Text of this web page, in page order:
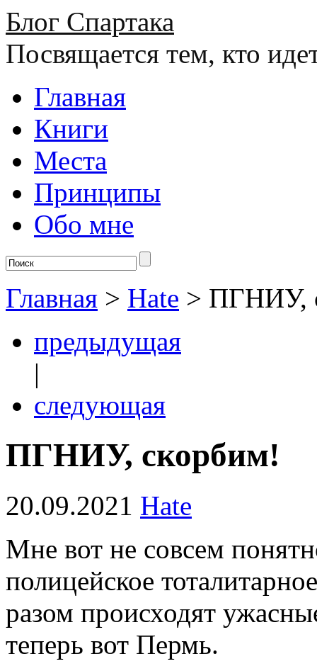
Блог Спартака
Посвящается тем, кто
Главная
Книги
Места
Принципы
Обо мне
Главная > Hate > ПГНИУ,
предыдущая
|
следующая
ПГНИУ, скорбим!
20.09.2021 Hate
Мне вот не совсем
полицейское
разом происходят
теперь вот Пермь.